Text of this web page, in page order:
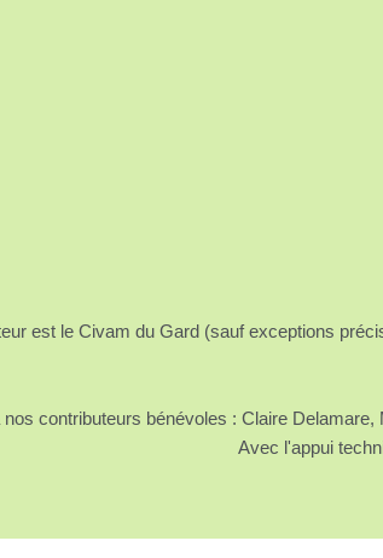
est le Civam du Gard (sauf exceptions
nos contributeurs bénévoles : Claire
Avec l'appui